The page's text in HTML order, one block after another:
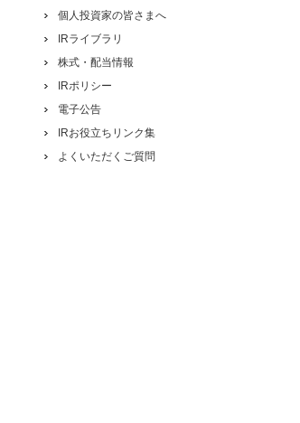
個人投資家の皆さまへ
IRライブラリ
株式・配当情報
IRポリシー
電子公告
IRお役立ちリンク集
よくいただくご質問